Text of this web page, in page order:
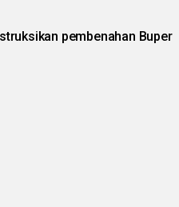
pembenahan Buper